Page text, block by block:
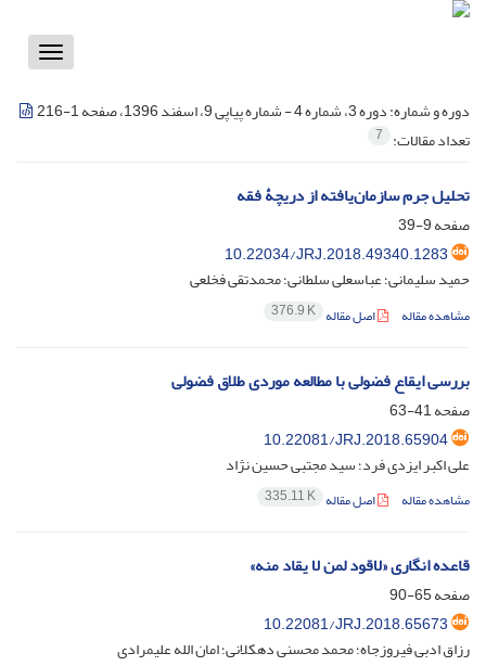
Toggle
دوره و شماره:دوره 3، شماره 4 - شماره پیاپی 9، اسفند 1396، صفحه 1-216
تعداد مقالات: 7
تحلیل جرم سازمان‌یافته از دریچۀ فقه
صفحه9-39
10.22034/JRJ.2018.49340.1283
حمید سلیمانی؛ عباسعلی سلطانی؛ محمدتقی فخلعی
مشاهده مقاله اصل مقاله 376.9 K
بررسی ایقاع فضولی با مطالعه موردی طلاق فضولی
صفحه41-63
10.22081/JRJ.2018.65904
علی اکبر ایزدی فرد؛ سید مجتبی حسین نژاد
مشاهده مقاله اصل مقاله 335.11 K
قاعده انگاری «لاقود لمن لا یقاد منه»
صفحه65-90
10.22081/JRJ.2018.65673
رزاق ادبی فیروزجاه؛ محمد محسنی دهکلانی؛ امان الله علیمرادی